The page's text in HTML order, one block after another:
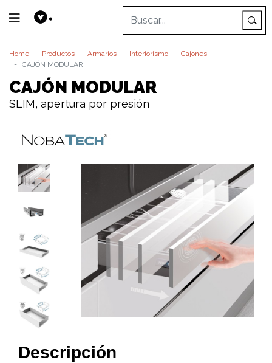
Home Productos Armarios Interiorismo
Cajones
CAJÓN MODULAR
CAJÓN MODULAR
SLIM, apertura por presión
Descripción